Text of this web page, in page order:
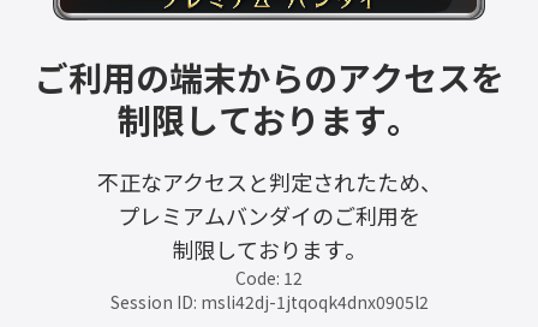
ご利用の端末からのアクセスを
制限しております。
不正なアクセスと判定されたため、
プレミアムバンダイのご利用を
制限しております。
Code: 12
Session ID: msli42dj-1jtqoqk4dnx0905l2